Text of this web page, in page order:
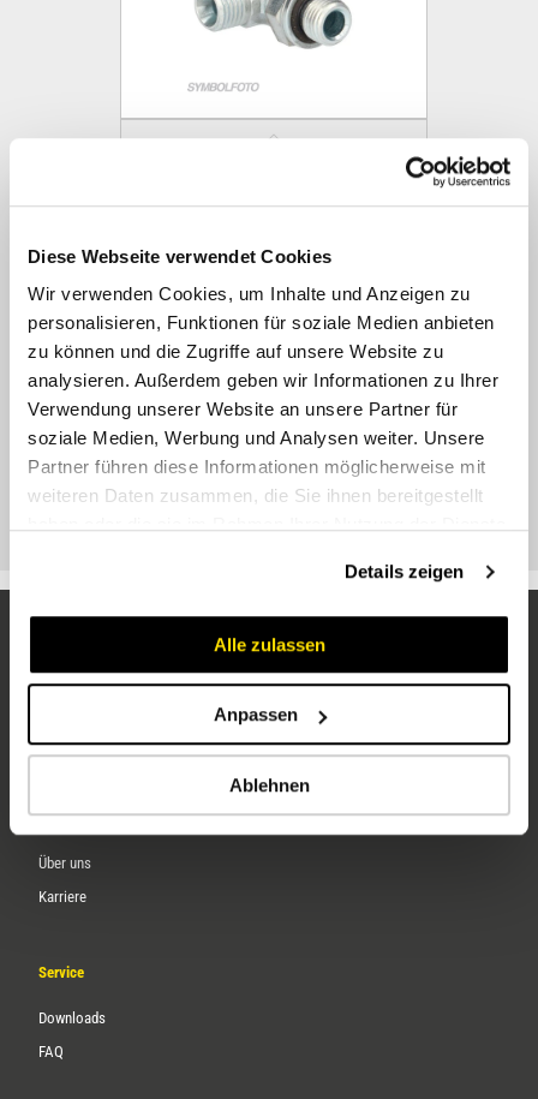
Diese Webseite verwendet Cookies
Wir verwenden Cookies, um Inhalte und Anzeigen zu
personalisieren, Funktionen für soziale Medien anbieten
zu können und die Zugriffe auf unsere Website zu
analysieren. Außerdem geben wir Informationen zu Ihrer
Verwendung unserer Website an unsere Partner für
soziale Medien, Werbung und Analysen weiter. Unsere
Partner führen diese Informationen möglicherweise mit
weiteren Daten zusammen, die Sie ihnen bereitgestellt
Details zeigen
Alle zulassen
Anpassen
Ablehnen
Unternehmen
Über uns
Karriere
Service
Downloads
FAQ